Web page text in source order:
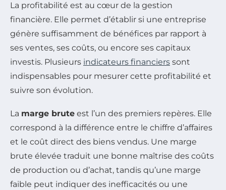
La profitabilité est au cœur de la gestion
financière. Elle permet d’établir si une entreprise
génère suffisamment de bénéfices par rapport à
ses ventes, ses coûts, ou encore ses capitaux
investis. Plusieurs indicateurs financiers sont
indispensables pour mesurer cette profitabilité et
suivre son évolution.
La marge brute est l’un des premiers repères. Elle
correspond à la différence entre le chiffre d’affaires
et le coût direct des biens vendus. Une marge
brute élevée traduit une bonne maîtrise des coûts
de production ou d’achat, tandis qu’une marge
faible peut indiquer des inefficacités ou une